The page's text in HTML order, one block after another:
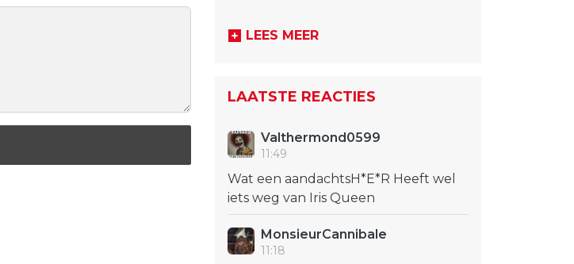
LEES MEER
LAATSTE REACTIES
Valthermond0599
11:49
Wat een aandachtsH*E*R Heeft wel
iets weg van Iris Queen
MonsieurCannibale
11:18